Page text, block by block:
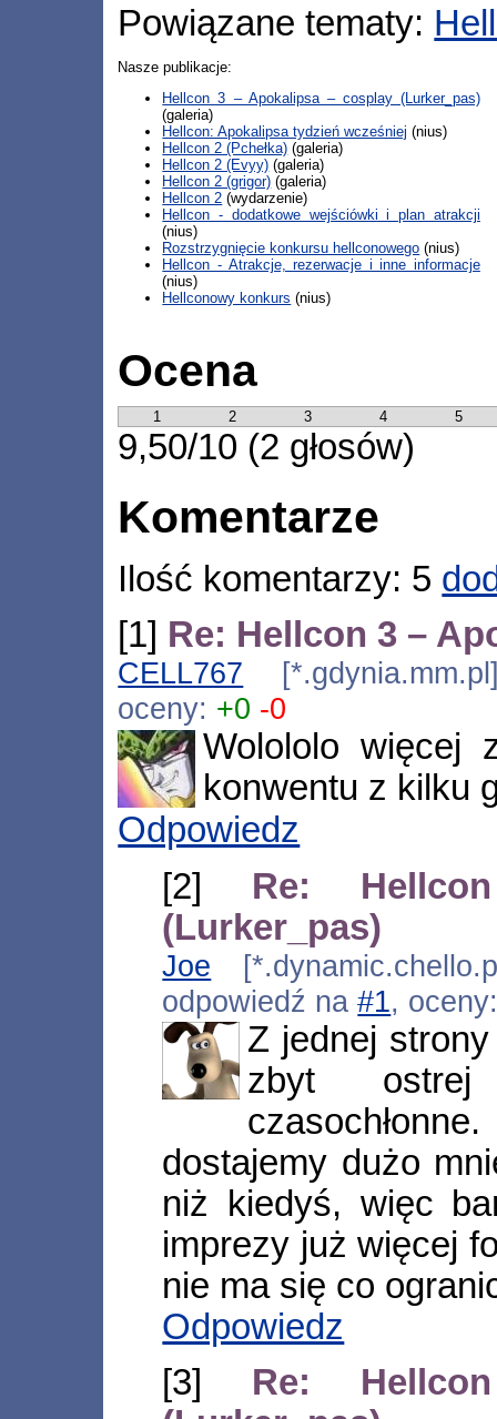
Powiązane tematy:
Nasze publikacje:
Hellcon 3 – Apokalipsa – cosplay (Lurker_pas)
(galeria)
Hellcon: Apokalipsa tydzień wcześniej (nius)
Hellcon 2 (Pchełka) (galeria)
Hellcon 2 (Evyy) (galeria)
Hellcon 2 (grigor) (galeria)
Hellcon 2 (wydarzenie)
Hellcon - dodatkowe wejściówki i plan atrakcji
(nius)
Rozstrzygnięcie konkursu hellconowego (nius)
Hellcon - Atrakcje, rezerwacje i inne informacje
(nius)
Hellconowy konkurs (nius)
Ocena
1 2 3 4 5
9,50/10 (2 głosów)
Komentarze
Ilość komentarzy: 5
[1] Re: Hellcon 3 –
CELL767
oceny: +0 -0
Wolololo więcej
konwentu z kilku
Odpowiedz
[2] Re:
(Lurker_pas)
Joe
odpowiedź na#1,
Z jednej
zbyt
dostajemy dużo
niż kiedyś, więc
imprezy już więcej
nie ma się co
Odpowiedz
[3] Re: